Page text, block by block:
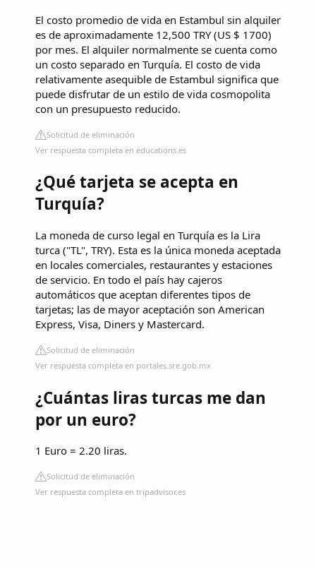
El costo promedio de vida en Estambul sin alquiler
es de aproximadamente 12,500 TRY (US $ 1700)
por mes. El alquiler normalmente se cuenta como
un costo separado en Turquía. El costo de vida
relativamente asequible de Estambul significa que
puede disfrutar de un estilo de vida cosmopolita
con un presupuesto reducido.
Solicitud de eliminación
Ver respuesta completa en educations.es
¿Qué tarjeta se acepta en
Turquía?
La moneda de curso legal en Turquía es la Lira
turca ("TL", TRY). Esta es la única moneda aceptada
en locales comerciales, restaurantes y estaciones
de servicio. En todo el país hay cajeros
automáticos que aceptan diferentes tipos de
tarjetas; las de mayor aceptación son American
Express, Visa, Diners y Mastercard.
Solicitud de eliminación
Ver respuesta completa en portales.sre.gob.mx
¿Cuántas liras turcas me dan
por un euro?
1 Euro = 2.20 liras.
Solicitud de eliminación
Ver respuesta completa en tripadvisor.es